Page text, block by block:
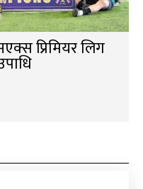
प्रिमियर लिग